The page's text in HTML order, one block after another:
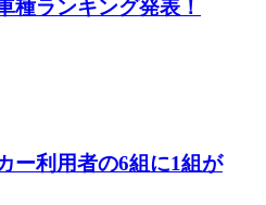
種ランキング発表！
ー利用者の6組に1組が